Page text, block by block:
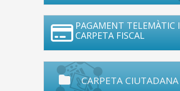
PAGAMENT TELEMÀTIC I
CARPETA FISCAL
CARPETA CIUTADANA